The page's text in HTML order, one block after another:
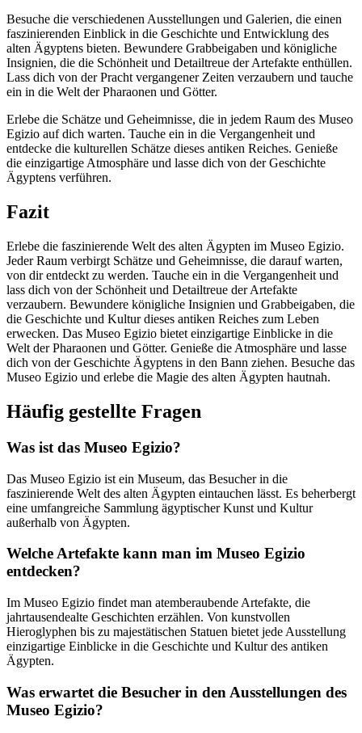
Besuche die verschiedenen Ausstellungen und Galerien, die einen
faszinierenden Einblick in die Geschichte und Entwicklung des
alten Ägyptens bieten. Bewundere Grabbeigaben und königliche
Insignien, die die Schönheit und Detailtreue der Artefakte enthüllen.
Lass dich von der Pracht vergangener Zeiten verzaubern und tauche
ein in die Welt der Pharaonen und Götter.
Erlebe die Schätze und Geheimnisse, die in jedem Raum des Museo
Egizio auf dich warten. Tauche ein in die Vergangenheit und
entdecke die kulturellen Schätze dieses antiken Reiches. Genieße
die einzigartige Atmosphäre und lasse dich von der Geschichte
Ägyptens verführen.
Fazit
Erlebe die faszinierende Welt des alten Ägypten im Museo Egizio.
Jeder Raum verbirgt Schätze und Geheimnisse, die darauf warten,
von dir entdeckt zu werden. Tauche ein in die Vergangenheit und
lass dich von der Schönheit und Detailtreue der Artefakte
verzaubern. Bewundere königliche Insignien und Grabbeigaben, die
die Geschichte und Kultur dieses antiken Reiches zum Leben
erwecken. Das Museo Egizio bietet einzigartige Einblicke in die
Welt der Pharaonen und Götter. Genieße die Atmosphäre und lasse
dich von der Geschichte Ägyptens in den Bann ziehen. Besuche das
Museo Egizio und erlebe die Magie des alten Ägypten hautnah.
Häufig gestellte Fragen
Was ist das Museo Egizio?
Das Museo Egizio ist ein Museum, das Besucher in die
faszinierende Welt des alten Ägypten eintauchen lässt. Es beherbergt
eine umfangreiche Sammlung ägyptischer Kunst und Kultur
außerhalb von Ägypten.
Welche Artefakte kann man im Museo Egizio
entdecken?
Im Museo Egizio findet man atemberaubende Artefakte, die
jahrtausendealte Geschichten erzählen. Von kunstvollen
Hieroglyphen bis zu majestätischen Statuen bietet jede Ausstellung
einzigartige Einblicke in die Geschichte und Kultur des antiken
Ägypten.
Was erwartet die Besucher in den Ausstellungen des
Museo Egizio?